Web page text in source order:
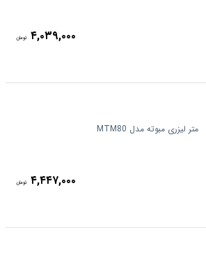
۴,۰۳۹,۰۰۰ تومان
متر لیزری مبوته مدل MTM80
۴,۴۴۷,۰۰۰ تومان